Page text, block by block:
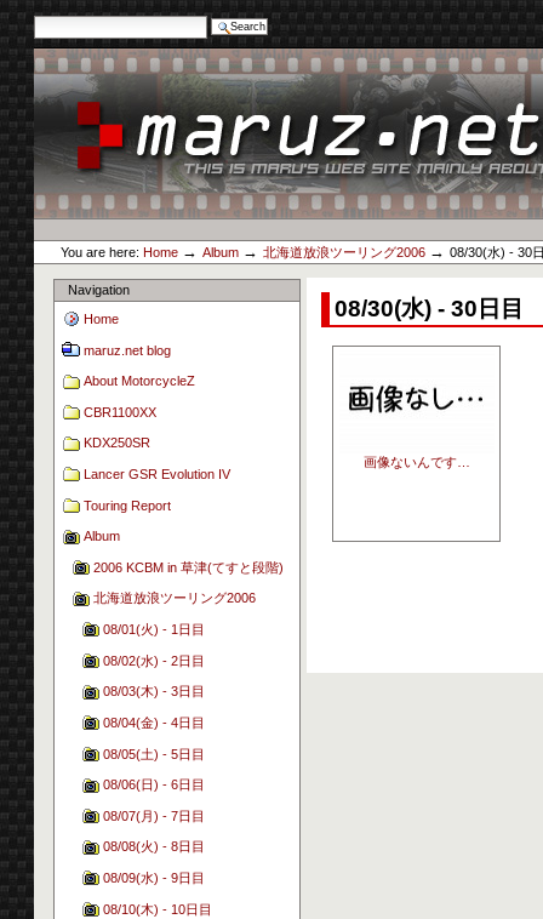
Advanced Search…
Skip
to
content.
navigation
maruz.net
Personal
tools
You are here: Home → Album → 北海道放浪ツーリング2006 → 08/30(水) - 30
Navigation
Home
maruz.net blog
About MotorcycleZ
CBR1100XX
KDX250SR
Lancer GSR Evolution IV
Touring Report
Album
2006 KCBM in 草津(てすと段階)
北海道放浪ツーリング2006
08/01(火) - 1日目
08/02(水) - 2日目
08/03(木) - 3日目
08/04(金) - 4日目
08/05(土) - 5日目
08/06(日) - 6日目
08/07(月) - 7日目
08/08(火) - 8日目
08/09(水) - 9日目
08/10(木) - 10日目
08/30(水) - 30日目
画像ないんです…